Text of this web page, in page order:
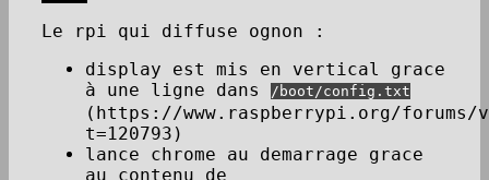
Le rpi qui diffuse ognon :
display est mis en vertical grace
à une ligne dans
/boot/config.txt
(https://www.raspberrypi.org/forums/
t=120793)
lance chrome au demarrage grace
au contenu de